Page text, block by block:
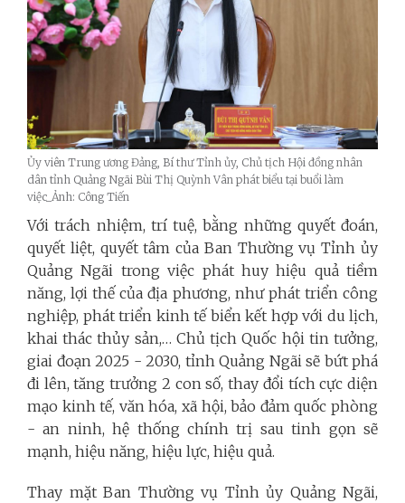
Ủy viên Trung ương Đảng, Bí thư Tỉnh ủy, Chủ tịch Hội đồng nhân
dân tỉnh Quảng Ngãi Bùi Thị Quỳnh Vân phát biểu tại buổi làm
việc_Ảnh: Công Tiến
Với trách nhiệm, trí tuệ, bằng những quyết đoán,
quyết liệt, quyết tâm của Ban Thường vụ Tỉnh ủy
Quảng Ngãi trong việc phát huy hiệu quả tiềm
năng, lợi thế của địa phương, như phát triển công
nghiệp, phát triển kinh tế biển kết hợp với du lịch,
khai thác thủy sản,… Chủ tịch Quốc hội tin tưởng,
giai đoạn 2025 - 2030, tỉnh Quảng Ngãi sẽ bứt phá
đi lên, tăng trưởng 2 con số, thay đổi tích cực diện
mạo kinh tế, văn hóa, xã hội, bảo đảm quốc phòng
- an ninh, hệ thống chính trị sau tinh gọn sẽ
mạnh, hiệu năng, hiệu lực, hiệu quả.
Thay mặt Ban Thường vụ Tỉnh ủy Quảng Ngãi,